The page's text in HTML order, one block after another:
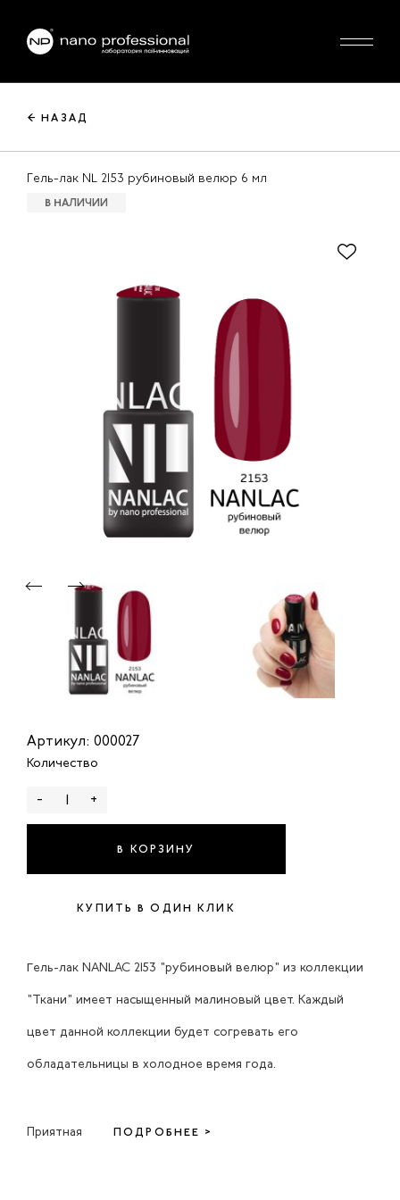
← НАЗАД
Гель-лак NL 2153 рубиновый велюр 6 мл
В НАЛИЧИИ
Артикул: 000027
Количество
- +
В КОРЗИНУ
КУПИТЬ В ОДИН КЛИК
Гель-лак NANLAC 2153 "рубиновый велюр" из коллекции
"Ткани" имеет насыщенный малиновый цвет. Каждый
цвет данной коллекции будет согревать его
обладательницы в холодное время года.
Приятная ПОДРОБНЕЕ >